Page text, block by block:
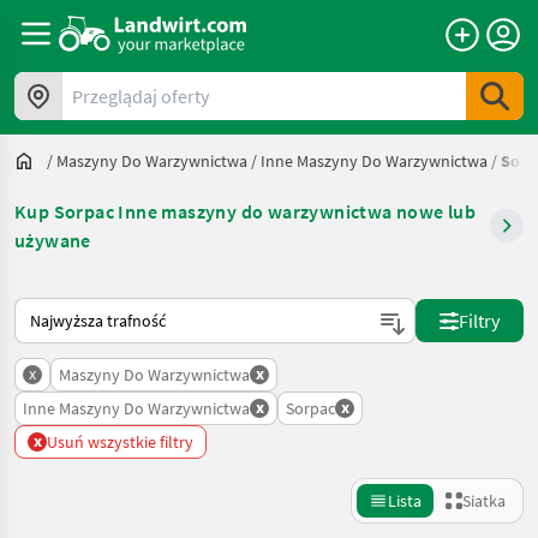
Przeglądaj oferty
/ Maszyny Do Warzywnictwa / Inne Maszyny Do Warzywnictwa /
Kup Sorpac Inne maszyny do warzywnictwa nowe lub
używane
Tak sortuje się na Landwirt.com
Filtry
x Maszyny Do Warzywnictwa x
Inne Maszyny Do Warzywnictwa x Sorpac x
x Usuń wszystkie filtry
Lista Siatka